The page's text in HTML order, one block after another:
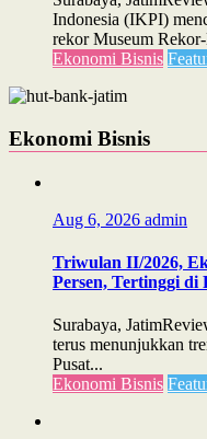
Indonesia (IKPI)
rekor Museum
Ekonomi Bisnis
Ekonomi Bisnis
Aug 6, 2026 admin
Triwulan II/2026,
Persen, Tertinggi di
Surabaya,
terus menunjukkan
Pusat...
Ekonomi Bisnis